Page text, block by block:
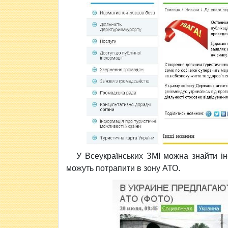
У Всеукраїнських ЗМІ можна знайти
можуть потрапити в зону АТО.